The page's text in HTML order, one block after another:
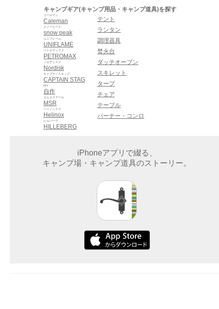
キャンプギア(キャンプ用品・キャンプ道具)を探す
Caleman
コールマン
snow peak
スノーピーク
UNIFLAME
ユニフレーム
PETROMAX
ペトロマックス
Nordisk
ノルディスク
CAPTAIN STAG
キャプテンスタッグ
自作
DIY
MSR
エムエスアール
Helinox
ヘリノックス
HILLEBERG
ヒルバーグ
テント
ランタン
調理器具
焚火台
ダッチオーブン
スキレット
タープ
チェア
テーブル
バーナー・コンロ
iPhoneアプリで綴る、
キャンプ場・キャンプ道具のストーリー。